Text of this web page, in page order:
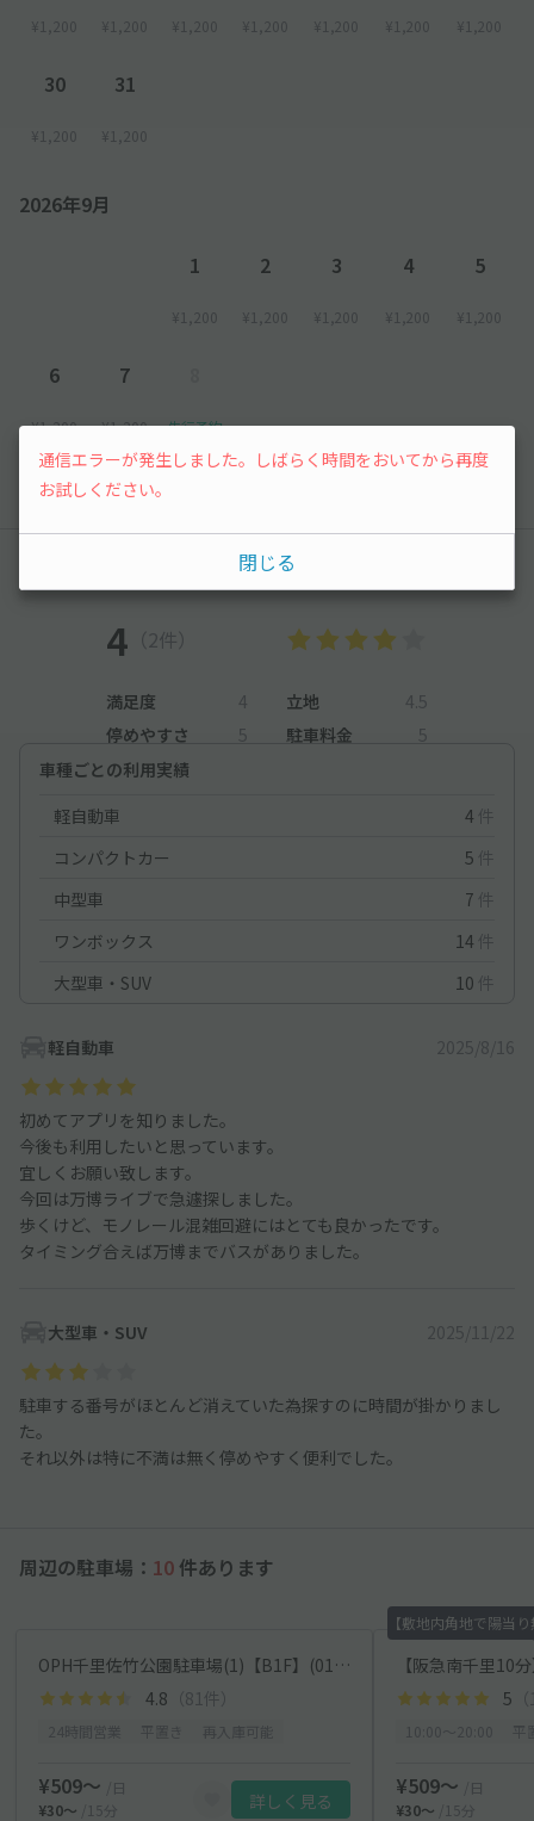
¥1,200 ¥1,200 ¥1,200 ¥1,200 ¥1,200 ¥1,200 ¥1,200
30
¥1,200
31
¥1,200
2026年9月
1
¥1,200
2
¥1,200
3
¥1,200
4
¥1,200
5
¥1,200
6
¥1,200
7
¥1,200 先行予約
4 （2件）
満足度 4 立地
4.5
停めやすさ
5 駐車料金
5
車種ごとの利用実績
軽自動車
4 件
コンパクトカー
5 件
中型車
7 件
ワンボックス
14 件
大型車・SUV
10 件
軽自動車 2025/8/16
初めてアプリを知りました。
今後も利用したいと思っています。
宜しくお願い致します。
今回は万博ライブで急遽探しました。
歩くけど、モノレール混雑回避にはとても良かったです。
タイミング合えば万博までバスがありました。
大型車・SUV 2025/11/22
駐車する番号がほとんど消えていた為探すのに時間が掛かりまし
た。
それ以外は特に不満は無く停めやすく便利でした。
周辺の駐車場： 10 件あります
OPH千里佐竹公園駐車場(1)【B1F】(0136)
4.8 （81件）
¥509〜
/日
¥30〜
/15分 詳しく見る
【敷地内角地で陽当
5
¥509〜
/日
¥30〜
/15分
通信エラーが発生しました。しばらく時間をおいてから再度
お試しください。
閉じる